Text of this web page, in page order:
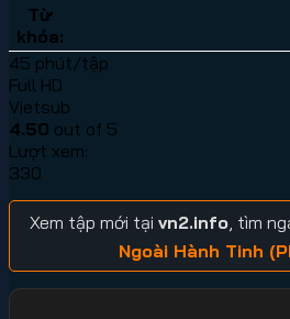
Từ
khóa:
45 phút/tập
Full HD
Vietsub
4.50 out of 5
Lượt xem:
330
Xem tập mới tại vn2.info , tìm
Ngoài Hành Tinh